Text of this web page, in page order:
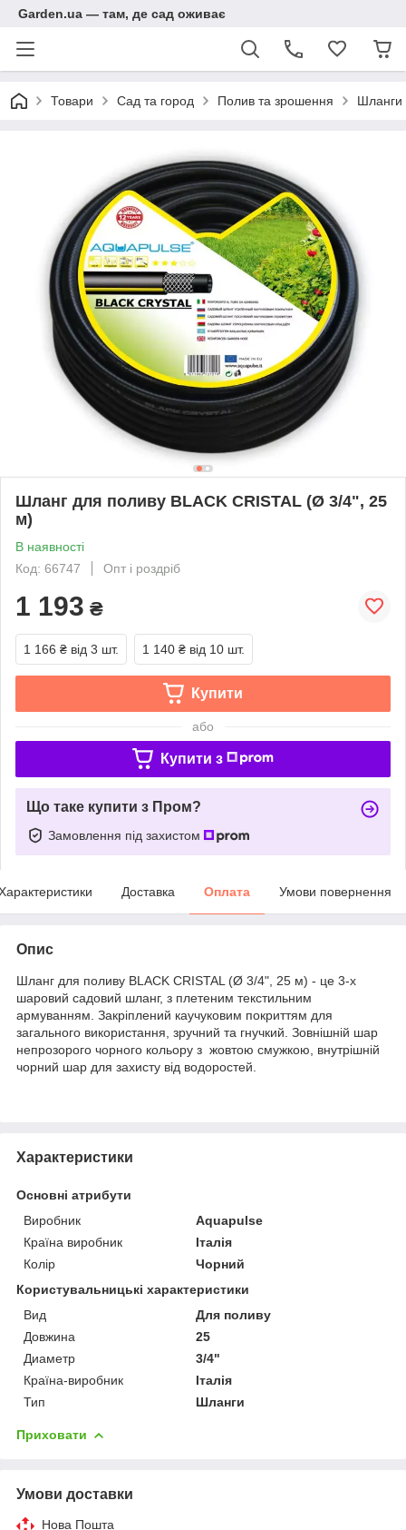
Garden.ua — там, де сад оживає
Товари Сад та город Полив та зрошення Шланги
Шланг для поливу BLACK CRISTAL (Ø 3/4", 25
м)
В наявності
Код: 66747
Опт і роздріб
1 193 ₴
1 166 ₴ від 3 шт. 1 140 ₴ від 10 шт.
Купити
або
Купити з
Що таке купити з Пром?
Замовлення під захистом
Доставка Оплата Умови повернення
Опис
Шланг для поливу BLACK CRISTAL (Ø 3/4", 25 м) - це 3-х
шаровий садовий шланг, з плетеним текстильним
армуванням. Закріплений каучуковим покриттям для
загального використання, зручний та гнучкий. Зовнішній шар
непрозорого чорного кольору з жовтою смужкою, внутрішній
чорний шар для захисту від водоростей.
Характеристики
Основні атрибути
Виробник
Aquapulse
Країна виробник
Італія
Колір
Чорний
Користувальницькі характеристики
Вид
Для поливу
Довжина
25
Диаметр
3/4"
Країна-виробник
Італія
Тип
Шланги
Приховати
Умови доставки
Нова Пошта